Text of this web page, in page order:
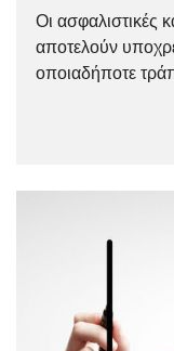
Οι ασφαλιστικές
αποτελούν
οποιαδήποτε